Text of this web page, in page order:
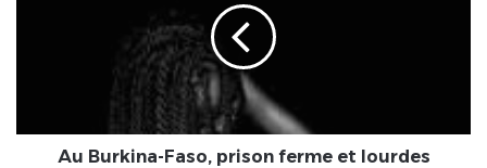
pour
Au Burkina-Faso, prison ferme et lourdes